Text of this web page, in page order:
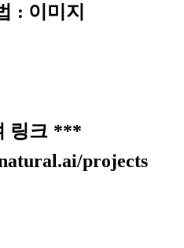
: 이미지
링크 ***
projects